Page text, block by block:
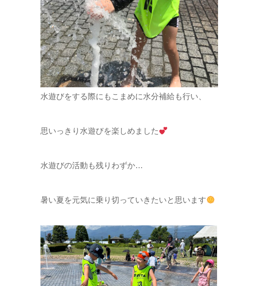
水遊びをする際にもこまめに水分補給も行い、
思いっきり水遊びを楽しめました
水遊びの活動も残りわずか…
暑い夏を元気に乗り切っていきたいと思います